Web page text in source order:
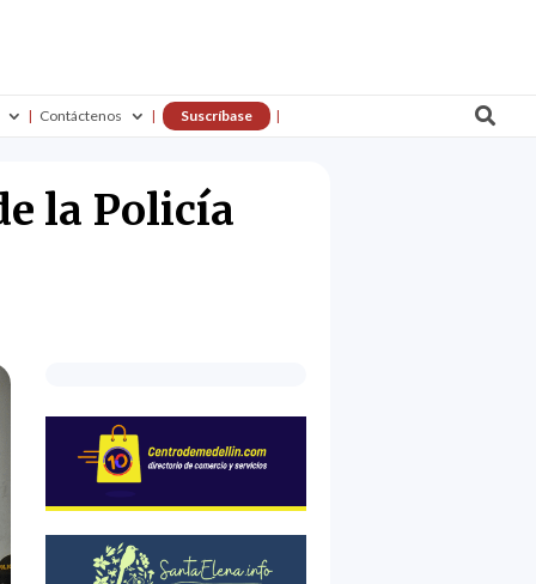
Contáctenos Suscríbase 
la Policía